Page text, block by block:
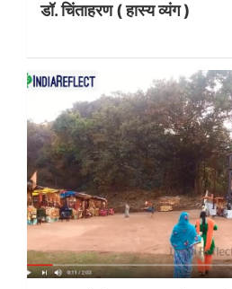
डॉ. चिंताहरण ( हास्य व्यंग )